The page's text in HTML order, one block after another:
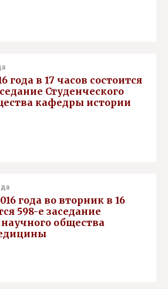
года в 17 часов состоится
Студенческого
кафедры истории
года во вторник в 16
598-е заседание
общества